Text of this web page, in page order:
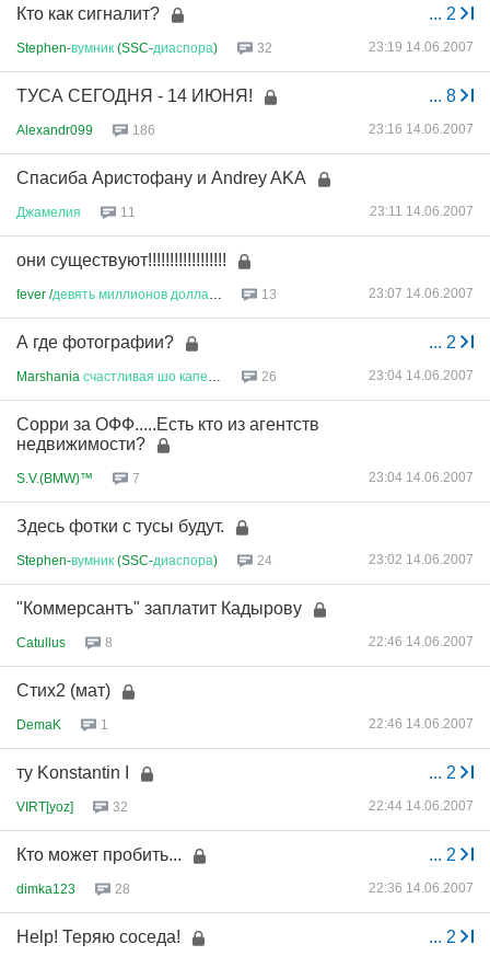
... 2
Кто как сигналит?
Stephen-вумник (SSC-диаспора) 32 23:19 14.06.2007
... 8
ТУСА СЕГОДНЯ - 14 ИЮНЯ!
Alexandr099 186 23:16 14.06.2007
Спасиба Аристофану и Andrey AKA
Джамелия 11 23:11 14.06.2007
они существуют!!!!!!!!!!!!!!!!!!
fever /девять миллионов доллар 13 23:07 14.06.2007
... 2
А где фотографии?
Marshania счастливая шо капец 26 23:04 14.06.2007
Сорри за ОФФ.....Есть кто из агентств
недвижимости?
S.V.(BMW)™ 7 23:04 14.06.2007
Здесь фотки с тусы будут.
Stephen-вумник (SSC-диаспора) 24 23:02 14.06.2007
"Коммерсантъ" заплатит Кадырову
Catullus 8 22:46 14.06.2007
Стих2 (мат)
DemaK 1 22:46 14.06.2007
... 2
ту Konstantin I
VIRT[yoz] 32 22:44 14.06.2007
... 2
Кто может пробить...
dimka123 28 22:36 14.06.2007
... 2
Help! Теряю соседа!